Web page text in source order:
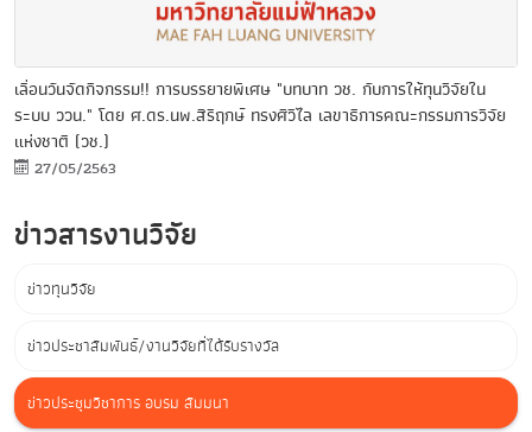
เลื่อนวันจัดกิจกรรม!! การบรรยายพิเศษ "บทบาท วช. กับการให้ทุนวิจัยใน
ระบบ ววน." โดย ศ.ดร.นพ.สิริฤกษ์ ทรงศิวิไล เลขาธิการคณะกรรมการวิจัย
แห่งชาติ (วช.)
27/05/2563
ข่าวสารงานวิจัย
ข่าวทุนวิจัย
ข่าวประชาสัมพันธ์/งานวิจัยที่ได้รับรางวัล
ข่าวประชุมวิชาการ อบรม สัมมนา